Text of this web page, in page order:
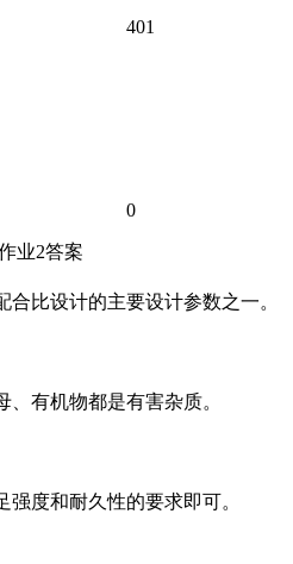
401
0
业2答案
比设计的主要设计参数之一。
有机物都是有害杂质。
度和耐久性的要求即可。